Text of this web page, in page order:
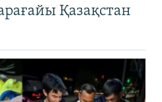
Қазақстан